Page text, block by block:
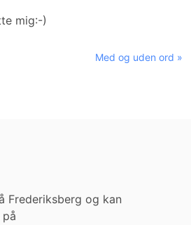
mig:-)
Med og uden ord »
Frederiksberg og kan